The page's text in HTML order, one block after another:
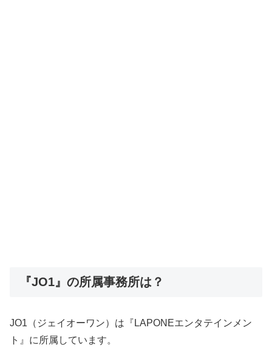
『JO1』の所属事務所は？
JO1（ジェイオーワン）は『LAPONEエンタテインメン
ト』に所属しています。